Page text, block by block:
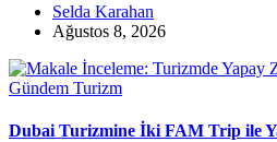
Selda Karahan
Ağustos 8, 2026
Gündem Turizm
Dubai Turizmine İki FAM Trip ile